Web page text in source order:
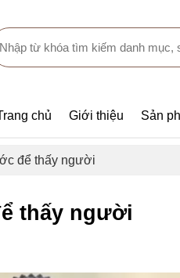
chủ Giới thiệu Sản
để thấy người
thấy người